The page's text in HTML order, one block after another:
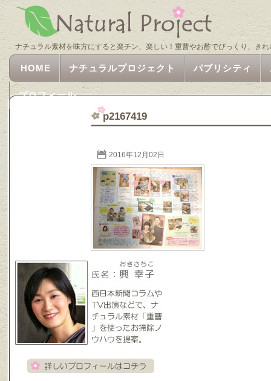
ナチュラル素材を味方にすると楽チン、楽しい！重曹やお酢でびっくり、きれ
HOME ナチュラルプロジェクト パブリシティ
プロフィール
p2167419
2016年12月02日